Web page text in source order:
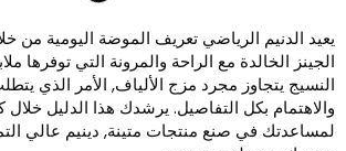
الدنيم الرياضي تعريف الموضة اليومية من
الخالدة مع الراحة والمرونة التي توفرها
يتجاوز مجرد مزج الألياف, الأمر الذي يتطلب
بكل التفاصيل. يرشدك هذا الدليل خلال
في صنع منتجات متينة, دينيم عالي